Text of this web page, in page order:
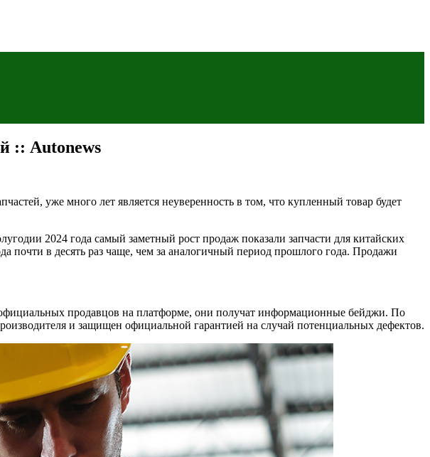
:: Autonews
уже много лет является неуверенность в том, что купленный товар будет
2024 года самый заметный рост продаж показали запчасти для китайских
почти в десять раз чаще, чем за аналогичный период прошлого года. Продажи
продавцов на платформе, они получат информационные бейджи. По
и защищен официальной гарантией на случай потенциальных дефектов.